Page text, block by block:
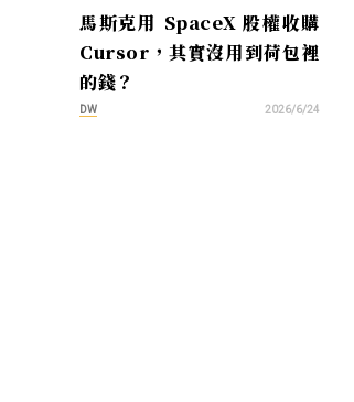
馬斯克用 SpaceX 股權收購
Cursor，其實沒用到荷包裡
的錢？
DW 2026/6/24